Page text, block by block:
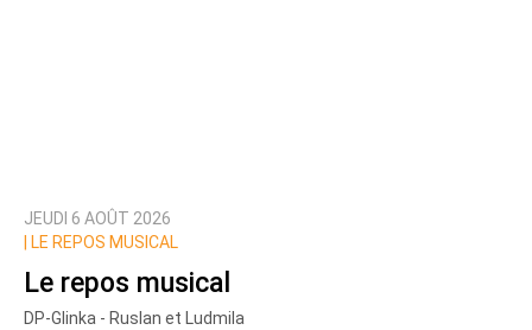
Prévenez-moi de tous les nouveaux commentaires
JEUDI 6 AOÛT 2026
LE REPOS MUSICAL
Le repos musical
DP-Glinka - Ruslan et Ludmila